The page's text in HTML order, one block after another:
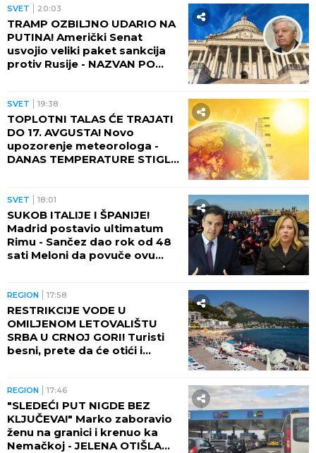
SVET 20:03
TRAMP OZBILJNO UDARIO NA
PUTINA! Američki Senat
usvojio veliki paket sankcija
protiv Rusije - NAZVAN PO
SVET 19:38
TOPLOTNI TALAS ĆE TRAJATI
DO 17. AVGUSTA! Novo
upozorenje meteorologa -
DANAS TEMPERATURE STIGLE
SVET 18:01
SUKOB ITALIJE I ŠPANIJE!
Madrid postavio ultimatum
Rimu - Sančez dao rok od 48
sati Meloni da povuče ovu
REGION 17:58
RESTRIKCIJE VODE U
OMILJENOM LETOVALIŠTU
SRBA U CRNOJ GORI! Turisti
besni, prete da će otići i
REGION 17:46
"SLEDEĆI PUT NIGDE BEZ
KLJUČEVA!" Marko zaboravio
ženu na granici i krenuo ka
Nemačkoj - JELENA OTIŠLA